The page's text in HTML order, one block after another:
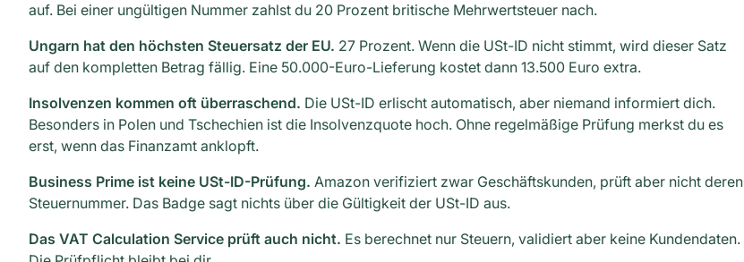
auf. Bei einer ungültigen Nummer zahlst du 20 Prozent britische Mehrwertsteuer nach.
Ungarn hat den höchsten Steuersatz der EU. 27 Prozent. Wenn die USt-ID nicht stimmt, wird dieser Satz
auf den kompletten Betrag fällig. Eine 50.000-Euro-Lieferung kostet dann 13.500 Euro extra.
Insolvenzen kommen oft überraschend. Die USt-ID erlischt automatisch, aber niemand informiert dich.
Besonders in Polen und Tschechien ist die Insolvenzquote hoch. Ohne regelmäßige Prüfung merkst du es
erst, wenn das Finanzamt anklopft.
Business Prime ist keine USt-ID-Prüfung. Amazon verifiziert zwar Geschäftskunden, prüft aber nicht deren
Steuernummer. Das Badge sagt nichts über die Gültigkeit der USt-ID aus.
Das VAT Calculation Service prüft auch nicht. Es berechnet nur Steuern, validiert aber keine Kundendaten.